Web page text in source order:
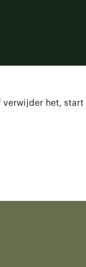
verwijder het, start